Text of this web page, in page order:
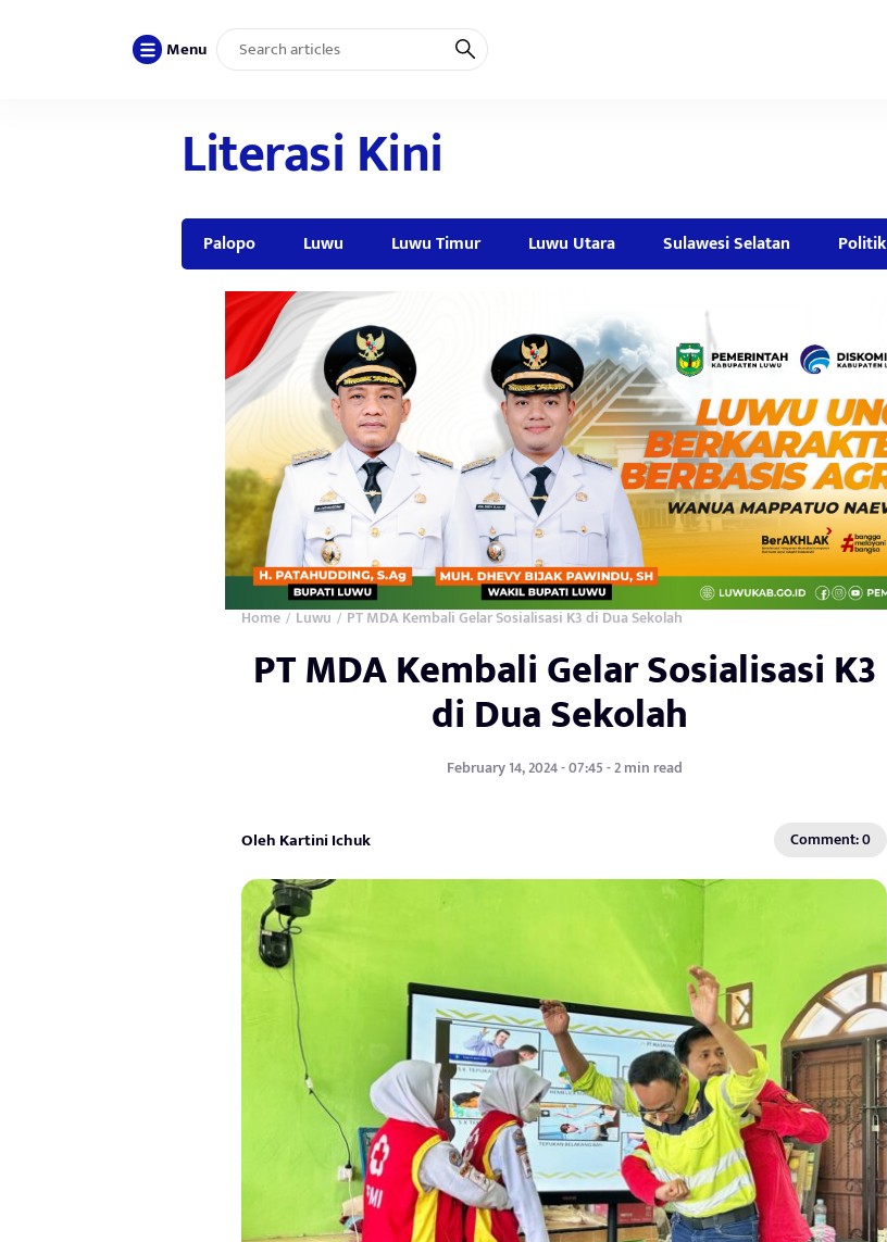
Menu
Literasi Kini
Palopo Luwu Luwu Timur Luwu Utara Sulawesi Selatan Politik
Home / Luwu / PT MDA Kembali Gelar Sosialisasi K3 di Dua Sekolah
PT MDA Kembali Gelar Sosialisasi K3
di Dua Sekolah
February 14, 2024 - 07:45 - 2 min read
Oleh Kartini Ichuk Comment: 0